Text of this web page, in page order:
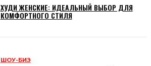
ХУДИ ЖЕНСКИЕ: ИДЕАЛЬНЫЙ ВЫБОР ДЛЯ
КОМФОРТНОГО СТИЛЯ
ШОУ-БИЗ